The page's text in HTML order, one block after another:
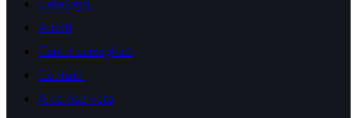
Artisti
Centri consigliati
Contatti
Area riservata